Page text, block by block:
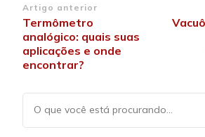
Navegação
de
post
Artigo anterior
Termômetro
analógico: quais suas
aplicações e onde
encontrar?
Procurando
algo?